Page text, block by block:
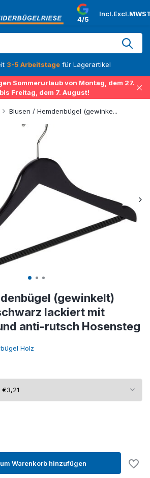
4/5
Incl.Excl.
3-5 Arbeitstage für Lagerartikel
Sommerurlaub von Montag, dem 27.
Freitag, dem 7. August!
Blusen / Hemdenbügel (gewinke...
(gewinkelt)
lackiert mit
anti-rutsch Hosensteg
Holz
Warenkorb hinzufügen